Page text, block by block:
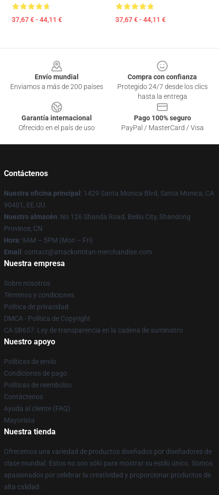
37,67 € - 44,11 € 37,67 € - 44,11 €
Envío mundial
Enviamos a más de 200 países
Compra con confianza
Protegido 24/7 desde los clics
hasta la entrega
Garantía internacional
Ofrecido en el país de uso
Pago 100% seguro
PayPal / MasterCard / Visa
Contáctenos
Nuestra oficina principal : 1429 Santa Monica Blvd, Santa Monica, CA
90401, EE.UU.
Nuestro almacén: No 126 Shanda Road, Beiliu City, Shandong
Province, CN
Hora: 9AM – 5PM (Mon – Fri)
Email : contact@attackontitan-merchandise.com
Nuestra empresa
Sobre nosotros
Términos y condiciones
Política de privacidad
DMCA - Política de Copyright
CA SB657: Ley de transparencia en la cadena de suministro
Nuestro apoyo
Políticas de envío
Condiciones de pago
Políticas de reembolso
Contáctenos
Ayuda al cliente (FAQ)
Mayorista
Nuestra tienda
Ofrecemos una variedad de productos diseñados por diseñadores de
clase mundial. Estos no son sólo para mostrar su estilo único. Somos
apasionados por celebrar la creatividad y proporcionar productos de
alta calidad.